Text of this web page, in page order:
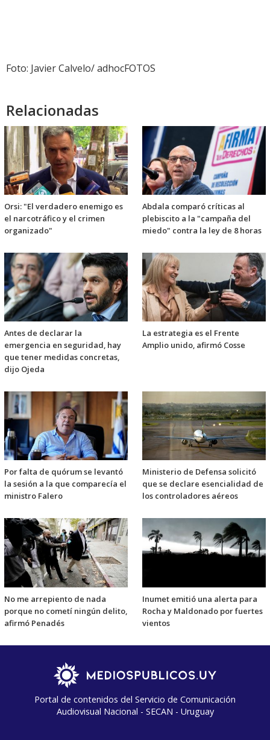
Foto: Javier Calvelo/ adhocFOTOS
Relacionadas
Orsi: "El verdadero enemigo es
el narcotráfico y el crimen
organizado"
Abdala comparó críticas al
plebiscito a la "campaña del
miedo" contra la ley de 8 horas
Antes de declarar la
emergencia en seguridad, hay
que tener medidas concretas,
dijo Ojeda
La estrategia es el Frente
Amplio unido, afirmó Cosse
Por falta de quórum se levantó
la sesión a la que comparecía el
ministro Falero
Ministerio de Defensa solicitó
que se declare esencialidad de
los controladores aéreos
No me arrepiento de nada
porque no cometí ningún delito,
afirmó Penadés
Inumet emitió una alerta para
Rocha y Maldonado por fuertes
vientos
Portal de contenidos del Servicio de Comunicación
Audiovisual Nacional - SECAN - Uruguay